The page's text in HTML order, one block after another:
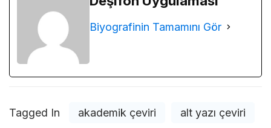
Biyografinin Tamamını Gör
Tagged In akademik çeviri alt yazı çeviri